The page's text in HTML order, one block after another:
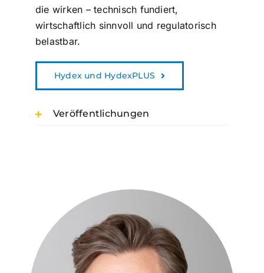
die wirken – technisch fundiert,
wirtschaftlich sinnvoll und regulatorisch
belastbar.
Hydex und HydexPLUS
Veröffentlichungen